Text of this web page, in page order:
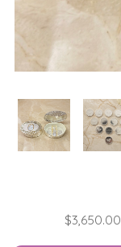
$3,650.00